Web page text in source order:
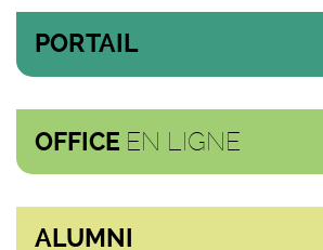
PORTAIL
OFFICE EN LIGNE
ALUMNI